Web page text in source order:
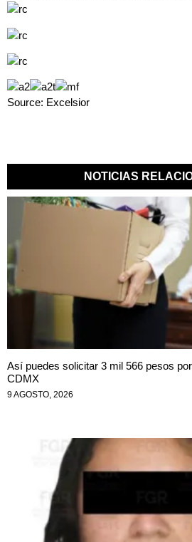
Source: Excelsior
NOTICIAS
Así puedes solicitar 3 mil 566 pesos
CDMX
9 AGOSTO, 2026